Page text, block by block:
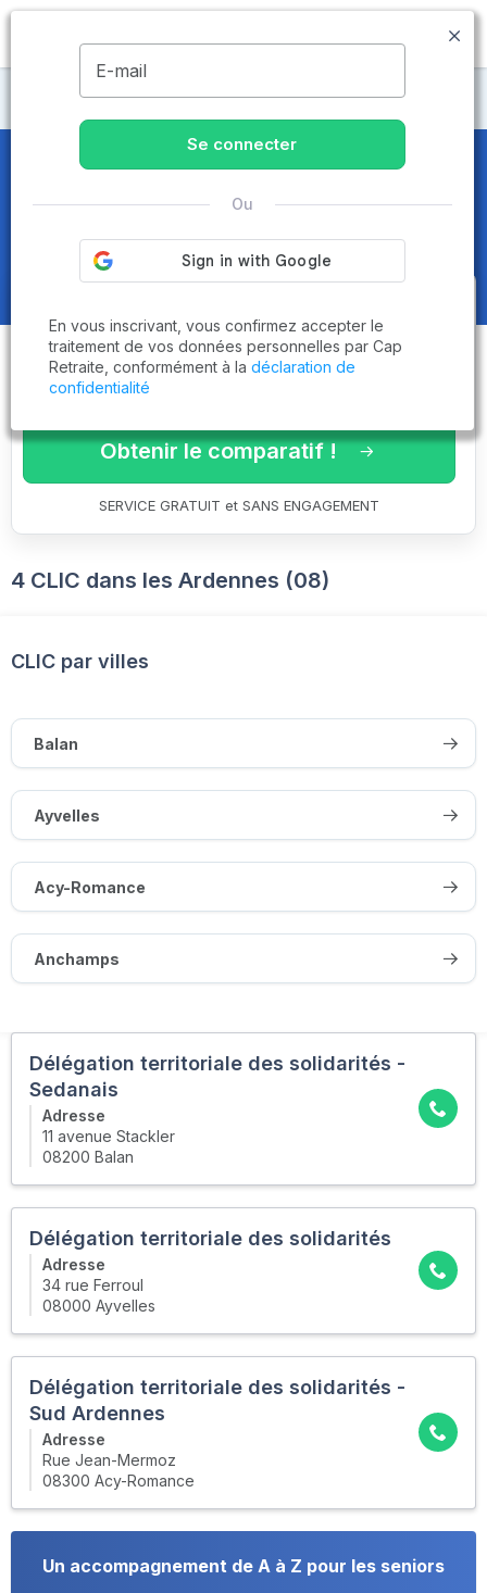
MENU
CLIC
CLICdans les Ardennes (08)
Obtenez le
comparatif des
établissementsadaptés à vos
critères en 3 minutes !
Obtenir le comparatif !
SERVICE GRATUIT et SANS ENGAGEMENT
4 CLIC dans les Ardennes (08)
CLIC par villes
Balan
Ayvelles
Acy-Romance
Anchamps
Délégation territoriale des solidarités -
Sedanais
Adresse
11 avenue Stackler
08200 Balan
Délégation territoriale des solidarités
Adresse
34 rue Ferroul
08000 Ayvelles
Délégation territoriale des solidarités -
Sud Ardennes
Adresse
Rue Jean-Mermoz
08300 Acy-Romance
Un accompagnement de A à Z pour les seniors
E-mail
Se connecter
Ou
En vous inscrivant, vous confirmez accepter le
traitement de vos données personnelles par Cap
Retraite, conformément à la déclaration de
confidentialité